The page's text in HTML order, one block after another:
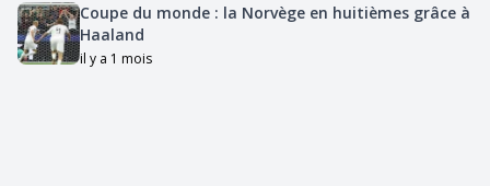
Coupe du monde : la Norvège en huitièmes grâce à
Haaland
il y a 1 mois